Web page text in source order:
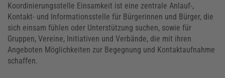
Koordinierungsstelle Einsamkeit ist eine zentrale Anlauf-,
Kontakt- und Informationsstelle für Bürgerinnen und Bürger, die
sich einsam fühlen oder Unterstützung suchen, sowie für
Gruppen, Vereine, Initiativen und Verbände, die mit ihren
Angeboten Möglichkeiten zur Begegnung und Kontaktaufnahme
schaffen.